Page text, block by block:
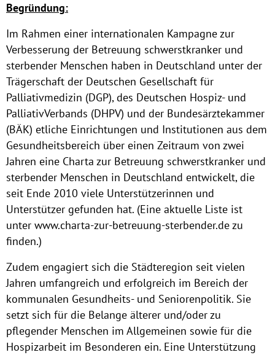
Begründung:
Im Rahmen einer internationalen Kampagne zur
Verbesserung der Betreuung schwerstkranker und
sterbender Menschen haben in Deutschland unter der
Trägerschaft der Deutschen Gesellschaft für
Palliativmedizin (DGP), des Deutschen Hospiz- und
PalliativVerbands (DHPV) und der Bundesärztekammer
(BÄK) etliche Einrichtungen und Institutionen aus dem
Gesundheitsbereich über einen Zeitraum von zwei
Jahren eine Charta zur Betreuung schwerstkranker und
sterbender Menschen in Deutschland entwickelt, die
seit Ende 2010 viele Unterstützerinnen und
Unterstützer gefunden hat. (Eine aktuelle Liste ist
unter www.charta-zur-betreuung-sterbender.de zu
finden.)
Zudem engagiert sich die Städteregion seit vielen
Jahren umfangreich und erfolgreich im Bereich der
kommunalen Gesundheits- und Seniorenpolitik. Sie
setzt sich für die Belange älterer und/oder zu
pflegender Menschen im Allgemeinen sowie für die
Hospizarbeit im Besonderen ein. Eine Unterstützung